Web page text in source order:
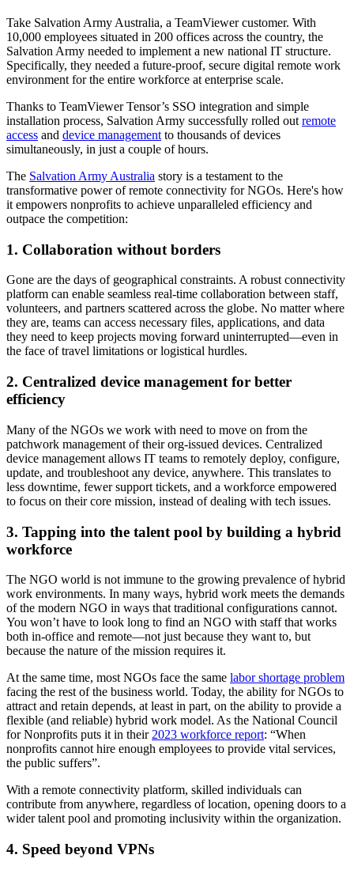
Take Salvation Army Australia, a TeamViewer customer. With
10,000 employees situated in 200 offices across the country, the
Salvation Army needed to implement a new national IT structure.
Specifically, they needed a future-proof, secure digital remote work
environment for the entire workforce at enterprise scale.
Thanks to TeamViewer Tensor’s SSO integration and simple
installation process, Salvation Army successfully rolled out remote
access and device management to thousands of devices
simultaneously, in just a couple of hours.
The Salvation Army Australia story is a testament to the
transformative power of remote connectivity for NGOs. Here's how
it empowers nonprofits to achieve unparalleled efficiency and
outpace the competition:
1. Collaboration without borders
Gone are the days of geographical constraints. A robust connectivity
platform can enable seamless real-time collaboration between staff,
volunteers, and partners scattered across the globe. No matter where
they are, teams can access necessary files, applications, and data
they need to keep projects moving forward uninterrupted—even in
the face of travel limitations or logistical hurdles.
2. Centralized device management for better
efficiency
Many of the NGOs we work with need to move on from the
patchwork management of their org-issued devices. Centralized
device management allows IT teams to remotely deploy, configure,
update, and troubleshoot any device, anywhere. This translates to
less downtime, fewer support tickets, and a workforce empowered
to focus on their core mission, instead of dealing with tech issues.
3. Tapping into the talent pool by building a hybrid
workforce
The NGO world is not immune to the growing prevalence of hybrid
work environments. In many ways, hybrid work meets the demands
of the modern NGO in ways that traditional configurations cannot.
You won’t have to look long to find an NGO with staff that works
both in-office and remote—not just because they want to, but
because the nature of the mission requires it.
At the same time, most NGOs face the same labor shortage problem
facing the rest of the business world. Today, the ability for NGOs to
attract and retain depends, at least in part, on the ability to provide a
flexible (and reliable) hybrid work model. As the National Council
for Nonprofits puts it in their 2023 workforce report: “When
nonprofits cannot hire enough employees to provide vital services,
the public suffers”.
With a remote connectivity platform, skilled individuals can
contribute from anywhere, regardless of location, opening doors to a
wider talent pool and promoting inclusivity within the organization.
4. Speed beyond VPNs